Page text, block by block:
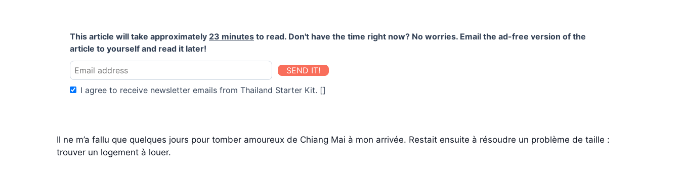
This article will take approximately 23 minutes to read. Don't have the time right now? No worries. Email the ad-free version of the
article to yourself and read it later!
SEND IT!
I agree to receive newsletter emails from Thailand Starter Kit. []
Il ne m’a fallu que quelques jours pour tomber amoureux de Chiang Mai à mon arrivée. Restait ensuite à résoudre un problème de taille :
trouver un logement à louer.